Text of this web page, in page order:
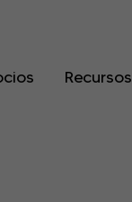
Recursos